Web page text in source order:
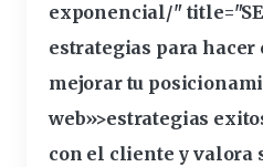
exponencial/"
estrategias para hacer
mejorar tu
web»>estrategias
con el cliente y valora